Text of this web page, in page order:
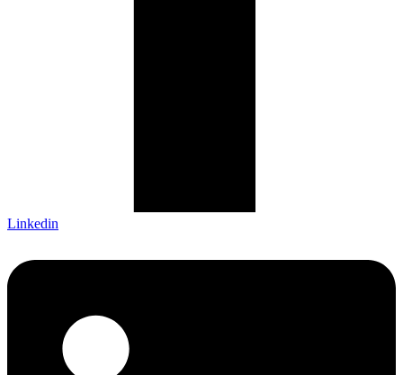
Linkedin